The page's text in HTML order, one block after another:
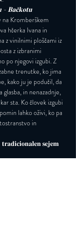
- 𝐁𝐚𝐜̌𝐤𝐨𝐭𝐮
na Kromberškem
hčerka Ivana in
z vinilnimi ploščami iz
z izbranimi
po njegovi izgubi. Z
trenutke, ko jima
kako ju je podučil, da
glasba, in nenazadnje,
sta. Ko človek izgubi
lahko oživi, ko pa
in
𝐬𝐞𝐣𝐞𝐦